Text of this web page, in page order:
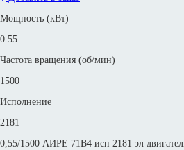
Мощность (кВт)
0.55
Частота вращения (об/мин)
1500
Исполнение
2181
0,55/1500 АИРЕ 71В4 исп 2181 эл